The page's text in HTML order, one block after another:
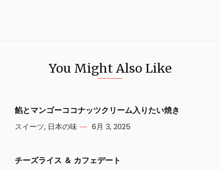
You Might Also Like
餡とマンゴーココナッツクリーム入りたい焼き
スイーツ, 日本の味 6月 3, 2025
チーズライス ＆ カフェデート